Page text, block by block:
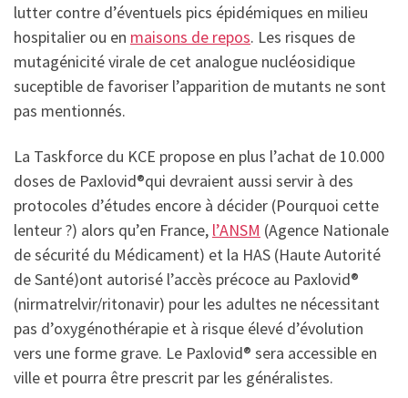
lutter contre d’éventuels pics épidémiques en milieu
hospitalier ou en maisons de repos. Les risques de
mutagénicité virale de cet analogue nucléosidique
suceptible de favoriser l’apparition de mutants ne sont
pas mentionnés.
La Taskforce du KCE propose en plus l’achat de 10.000
doses de Paxlovid®qui devraient aussi servir à des
protocoles d’études encore à décider (Pourquoi cette
lenteur ?) alors qu’en France, l’ANSM (Agence Nationale
de sécurité du Médicament) et la HAS (Haute Autorité
de Santé)ont autorisé l’accès précoce au Paxlovid®
(nirmatrelvir/ritonavir) pour les adultes ne nécessitant
pas d’oxygénothérapie et à risque élevé d’évolution
vers une forme grave. Le Paxlovid® sera accessible en
ville et pourra être prescrit par les généralistes.